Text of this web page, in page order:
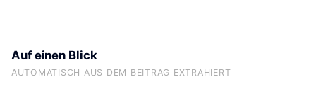
Auf einen Blick
AUTOMATISCH AUS DEM BEITRAG EXTRAHIERT